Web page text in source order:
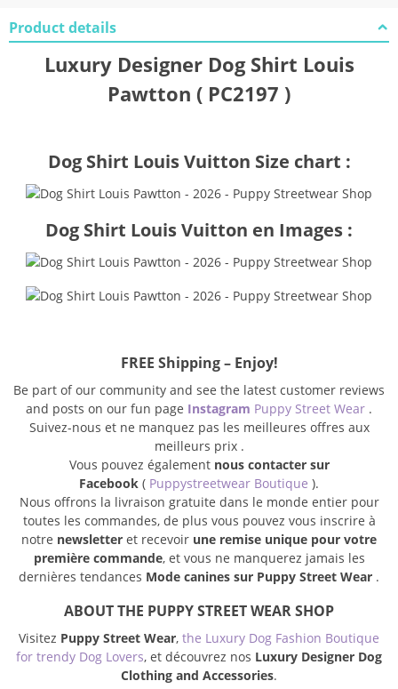
Product details
Luxury Designer Dog Shirt Louis
Pawtton ( PC2197 )
Dog Shirt Louis Vuitton Size chart :
Dog Shirt Louis Vuitton en Images :
FREE Shipping – Enjoy!
Be part of our community and see the latest customer reviews
and posts on our fun page Instagram Puppy Street Wear .
Suivez-nous et ne manquez pas les meilleures offres aux
meilleurs prix .
Vous pouvez également nous contacter sur
Facebook ( Puppystreetwear Boutique ).
Nous offrons la livraison gratuite dans le monde entier pour
toutes les commandes, de plus vous pouvez vous inscrire à
notre newsletter et recevoir une remise unique pour votre
première commande, et vous ne manquerez jamais les
dernières tendances Mode canines sur Puppy Street Wear .
ABOUT THE PUPPY STREET WEAR SHOP
Visitez Puppy Street Wear, the Luxury Dog Fashion Boutique
for trendy Dog Lovers, et découvrez nos Luxury Designer Dog
Clothing and Accessories.